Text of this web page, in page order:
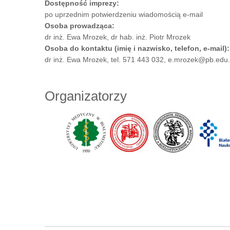
Dostępność imprezy:
po uprzednim potwierdzeniu wiadomością e-mail
Osoba prowadząca:
dr inż. Ewa Mrozek, dr hab. inż. Piotr Mrozek
Osoba do kontaktu (imię i nazwisko, telefon, e-
dr inż. Ewa Mrozek, tel. 571 443 032,
Organizatorzy